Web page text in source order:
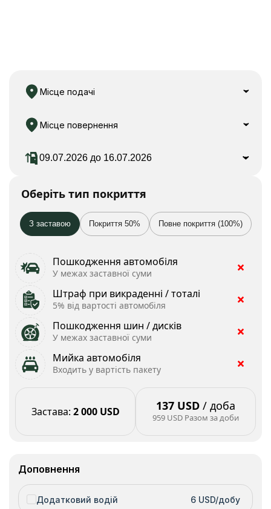
Місце подачі
Місце повернення
Оберіть тип покриття
З заставою Покриття 50% Повне покриття (100%)
Пошкодження автомобіля
У межах заставної суми
Штраф при викраденні / тоталі
5% від вартості автомобіля
Пошкодження шин / дисків
У межах заставної суми
Мийка автомобіля
Входить у вартість пакету
Застава: 2 000 USD 137 USD / доба
959 USD Разом за доби
Доповнення
Додатковий водій 6 USD/добу